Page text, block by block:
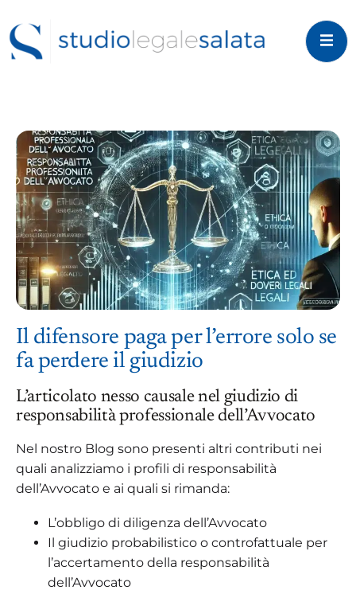
Il difensore paga per l’errore solo se
fa perdere il giudizio
L’articolato nesso causale nel giudizio di
responsabilità professionale dell’Avvocato
Nel nostro Blog sono presenti altri contributi nei
quali analizziamo i profili di responsabilità
dell’Avvocato e ai quali si rimanda:
L’obbligo di diligenza dell’Avvocato
Il giudizio probabilistico o controfattuale per
l’accertamento della responsabilità
dell’Avvocato